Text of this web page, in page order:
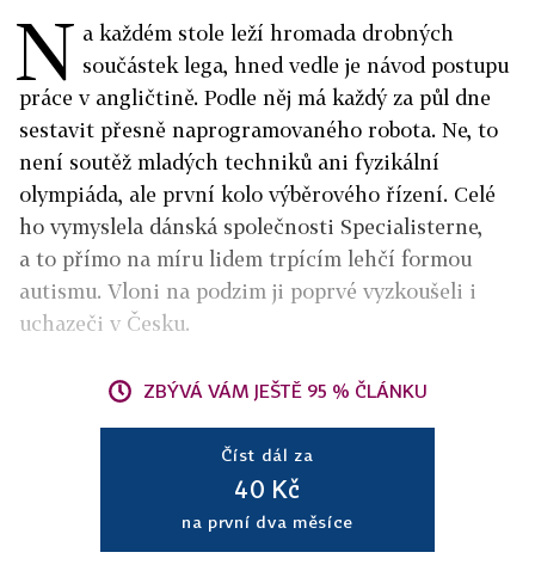
N a každém stole leží hromada drobných
součástek lega, hned vedle je návod postupu
práce v angličtině. Podle něj má každý za půl dne
sestavit přesně naprogramovaného robota. Ne, to
není soutěž mladých techniků ani fyzikální
olympiáda, ale první kolo výběrového řízení. Celé
ho vymyslela dánská společnosti Specialisterne,
a to přímo na míru lidem trpícím lehčí formou
autismu. Vloni na podzim ji poprvé vyzkoušeli i
uchazeči v Česku.
ZBÝVÁ VÁM JEŠTĚ 95 % ČLÁNKU
Číst dál za
40 Kč
na první dva měsíce